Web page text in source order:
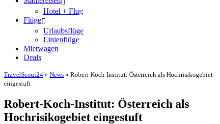
Hotel + Flug
Flüge
Urlaubsflüge
Linienflüge
Mietwagen
Deals
TravelScout24 » News » Robert-Koch-Institut: Österreich als Hochrisikogebiet
eingestuft
Robert-Koch-Institut: Österreich als
Hochrisikogebiet eingestuft